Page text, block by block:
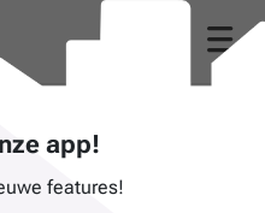
app!
features!